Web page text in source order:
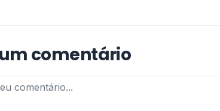
comentário